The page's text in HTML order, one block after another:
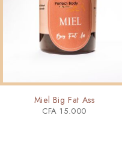
Miel Big Fat Ass
CFA 15.000